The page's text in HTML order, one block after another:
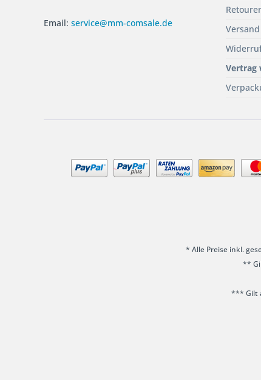
Email: service@mm-comsale.de
Vertrag
* Alle Preise inkl.
**
*** Gilt